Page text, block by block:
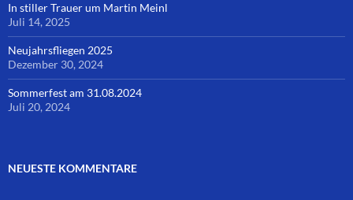
In stiller Trauer um Martin Meinl
Juli 14, 2025
Neujahrsfliegen 2025
Dezember 30, 2024
Sommerfest am 31.08.2024
Juli 20, 2024
NEUESTE KOMMENTARE